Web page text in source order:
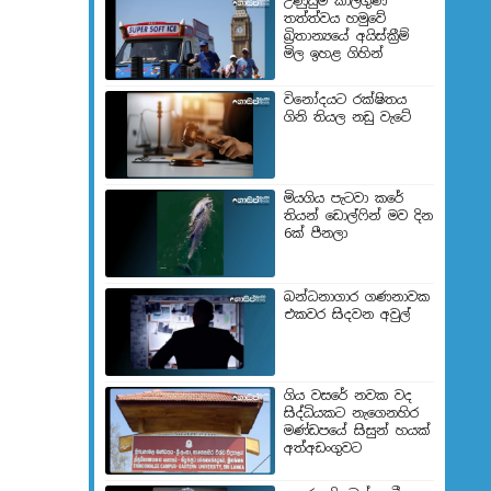
තත්ත්වය හමුවේ
බ්‍රිතාන්‍යයේ අයිස්ක්‍රීම්
මිල ඉහළ ගිහින්
විනෝදයට රක්ෂිතය
ගිනි තියල නඩු වැටේ
මියගිය පැටවා කරේ
තියන් ඩොල්ෆින් මව දින
6ක් පීනලා
බන්ධනාගාර ගණනාවක
එකවර සිදවන අවුල්
ගිය වසරේ නවක වද
සිද්ධියකට නැගෙනහිර
මණ්ඩපයේ සිසුන් හයක්
අත්අඩංගුවට